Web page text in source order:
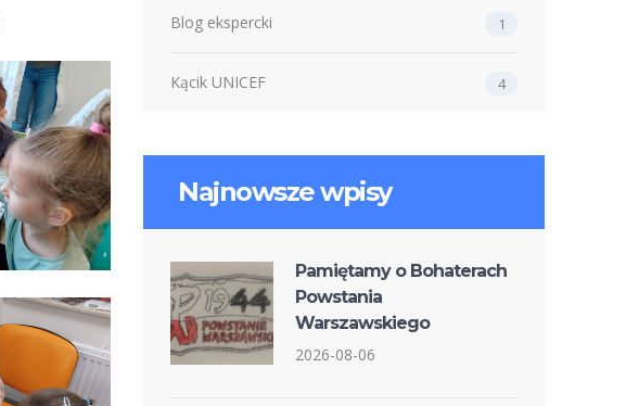
Blog ekspercki 1
Kącik UNICEF 4
Najnowsze wpisy
Pamiętamy o Bohaterach
Powstania
Warszawskiego
2026-08-06